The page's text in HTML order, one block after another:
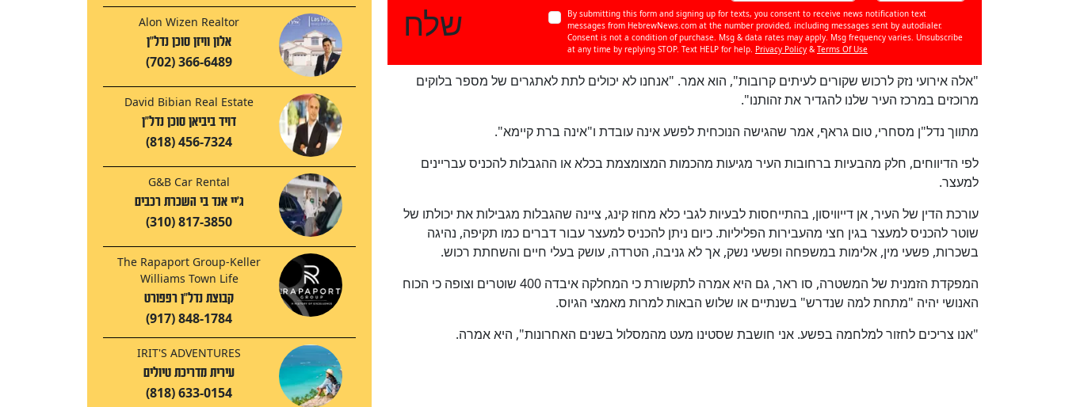
Alon Wizen Realtor
אלון וויזן סוכן נדל"ן
(702) 366-6489
David Bibian Real Estate
דויד ביביאן סוכן נדל"ן
(818) 456-7324
G&B Car Rental
ג'יי אנד בי השכרת רכבים
(310) 817-3850
The Rapaport Group-Keller
Williams Town Life
קבוצת נדל"ן רפפורט
(917) 848-1784
IRIT'S ADVENTURES
עירית מדריכת טיולים
(818) 633-0154
שלח
By submitting this form and signing up for texts, you consent to receive news notification text
messages from HebrewNews.com at the number provided, including messages sent by autodialer.
Consent is not a condition of purchase. Msg & data rates may apply. Msg frequency varies. Unsubscribe
at any time by replying STOP. Text HELP for help. Privacy Policy & Terms Of Use
"אלה אירועי נזק לרכוש שקורים לעיתים קרובות", הוא אמר. "אנחנו לא יכולים לתת לאתגרים של מספר בלוקים
מרוכזים במרכז העיר שלנו להגדיר את זהותנו".
מתווך נדל"ן מסחרי, טום גראף, אמר שהגישה הנוכחית לפשע אינה עובדת ו"אינה ברת קיימא".
לפי הדיווחים, חלק מהבעיות ברחובות העיר מגיעות מהכמות המצומצמת בכלא או ההגבלות להכניס עבריינים
למעצר.
עורכת הדין של העיר, אן דייוויסון, בהתייחסות לבעיות לגבי כלא מחוז קינג, ציינה שהגבלות מגבילות את יכולתו של
שוטר להכניס למעצר בגין חצי מהעבירות הפליליות. כיום ניתן להכניס למעצר עבור דברים כמו תקיפה, נהיגה
בשכרות, פשעי מין, אלימות במשפחה ופשעי נשק, אך לא גניבה, הטרדה, עושק בעלי חיים והשחתת רכוש.
המפקדת הזמנית של המשטרה, סו ראר, גם היא אמרה לתקשורת כי המחלקה איבדה 400 שוטרים וצופה כי הכוח
האנושי יהיה "מתחת למה שנדרש" בשנתיים או שלוש הבאות למרות מאמצי הגיוס.
"אנו צריכים לחזור למלחמה בפשע. אני חושבת שסטינו מעט מהמסלול בשנים האחרונות", היא אמרה.
100%כן